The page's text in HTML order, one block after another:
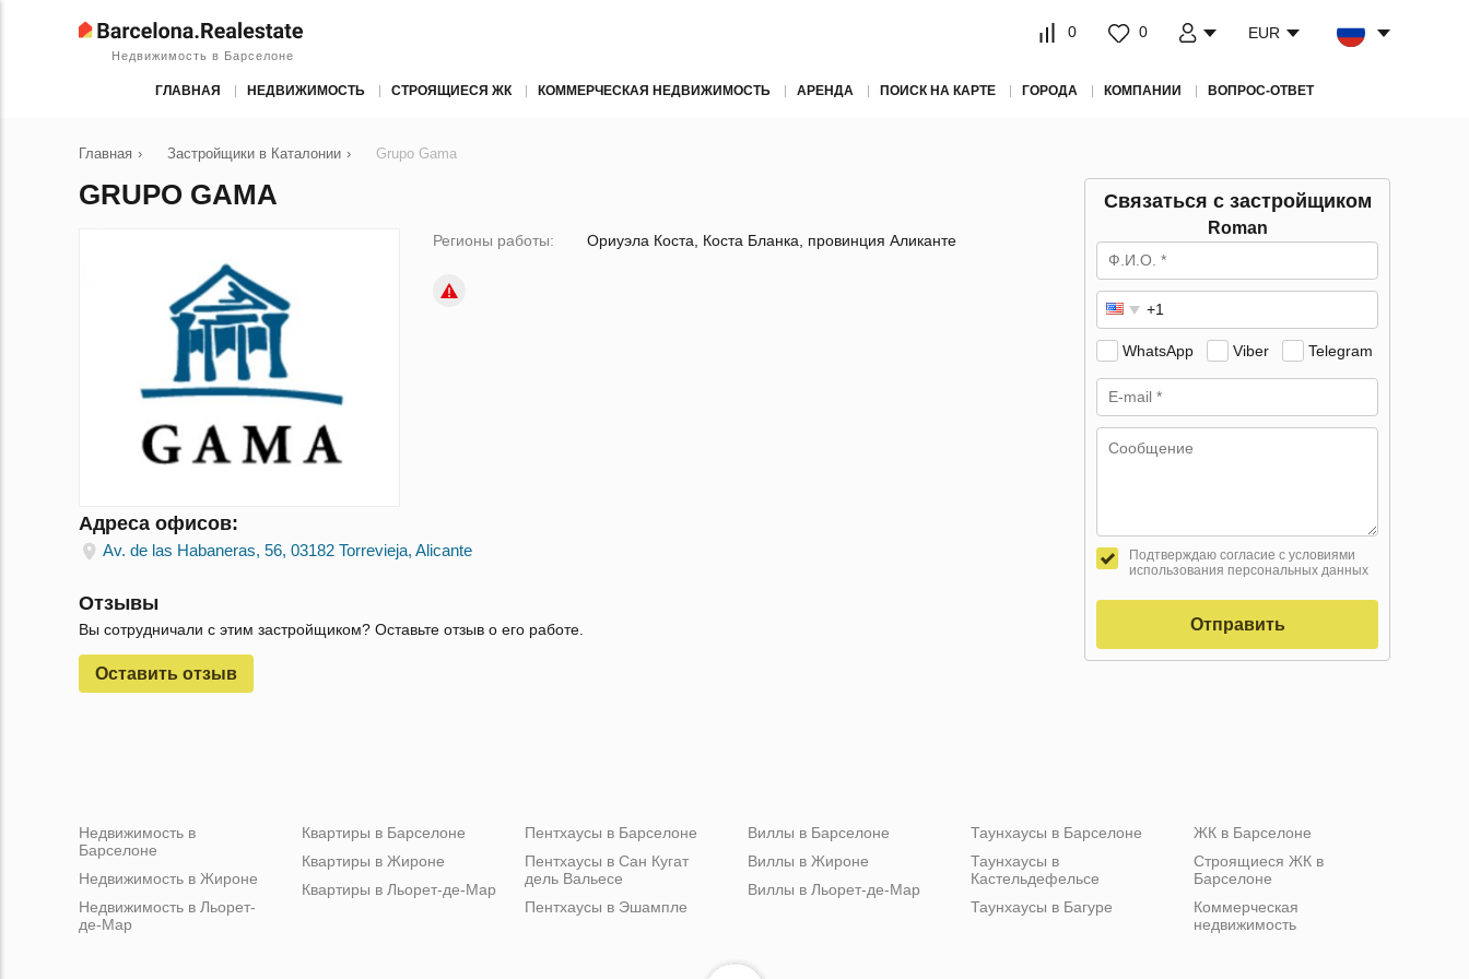
Недвижимость в Барселоне
0 0 EUR
ГЛАВНАЯ НЕДВИЖИМОСТЬ СТРОЯЩИЕСЯ ЖК КОММЕРЧЕСКАЯ НЕДВИЖИМОСТЬ АРЕНДА ПОИСК НА КАРТЕ ГОРОДА КОМПАНИИ ВОПРОС-ОТВЕТ
Главная › Застройщики в Каталонии › Grupo Gama
GRUPO GAMA
Регионы работы: Ориуэла Коста, Коста Бланка, провинция Аликанте
Адреса офисов:
Av. de las Habaneras, 56, 03182 Torrevieja, Alicante
Отзывы
Вы сотрудничали с этим застройщиком? Оставьте отзыв о его работе.
Оставить отзыв
Связаться с застройщиком
Roman
WhatsApp Viber Telegram
Подтверждаю согласие с условиями
использования персональных данных
Отправить
Недвижимость в
Барселоне
Недвижимость в Жироне
Недвижимость в Льорет-
де-Мар
Квартиры в Барселоне
Квартиры в Жироне
Квартиры в Льорет-де-Мар
Пентхаусы в Барселоне
Пентхаусы в Сан Кугат
дель Вальесе
Пентхаусы в Эшампле
Виллы в Барселоне
Виллы в Жироне
Виллы в Льорет-де-Мар
Таунхаусы в Барселоне
Таунхаусы в
Кастельдефельсе
Таунхаусы в Багуре
ЖК в Барселоне
Строящиеся ЖК в
Барселоне
Коммерческая
недвижимость